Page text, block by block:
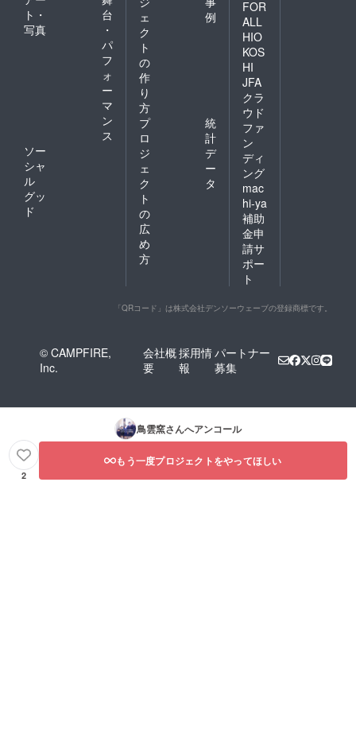
ト・
写真
台
・
パ
フ
ォ
ー
マ
ン
ス
ソー
シャ
ル
グッ
ド
ェ
ク
ト
の
作
り
方
例
プ
ロ
ジ
ェ
ク
ト
の
広
め
方
統
計
デ
ー
タ
FOR
ALL
HIO
KOS
HI
JFA
クラ
ウド
ファ
ン
ディ
ング
mac
hi-ya
補助
金申
請サ
ポー
ト
「QRコード」は株式会社デンソーウェーブの登録商標です。
© CAMPFIRE,
Inc.
会社概
要
採用情
報
パートナー
募集
鳥雲窯さんへアンコール
2
もう一度プロジェクトをやってほしい